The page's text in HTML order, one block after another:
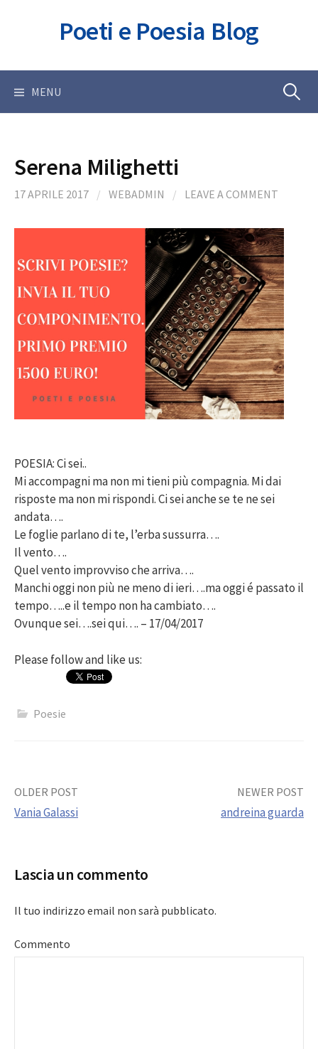
Poeti e Poesia Blog
MENU Ricerca
Serena Milighetti
17 APRILE 2017 / WEBADMIN / LEAVE A COMMENT
POESIA: Ci sei..
Mi accompagni ma non mi tieni più compagnia. Mi dai
risposte ma non mi rispondi. Ci sei anche se te ne sei
andata….
Le foglie parlano di te, l’erba sussurra….
Il vento….
Quel vento improvviso che arriva….
Manchi oggi non più ne meno di ieri….ma oggi é passato il
tempo…..e il tempo non ha cambiato….
Ovunque sei….sei qui…. – 17/04/2017
Please follow and like us:
Poesie
Post
OLDER POST
Vania Galassi
NEWER POST
andreina guarda
Lascia un commento
Il tuo indirizzo email non sarà pubblicato.
Commento